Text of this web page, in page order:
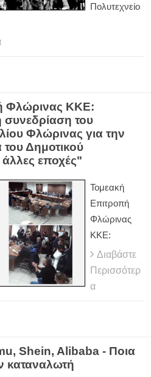
Πολυτεχνείο
Φλώρινας ΚΚΕ:
συνεδρίαση του
Φλώρινας για την
Δημοτικού
άλλες εποχές"
Τομεακή
Επιτροπή
Φλώρινας
ΚΚΕ:
Διαβάστε
Περισσότερ
α
Shein, Alibaba - Ποια
καταναλωτή